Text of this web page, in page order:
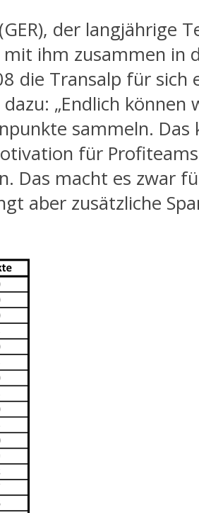
der langjährige
ihm zusammen in
die Transalp für sich
„Endlich können
sammeln. Das
für
Das macht es zwar
aber zusätzliche